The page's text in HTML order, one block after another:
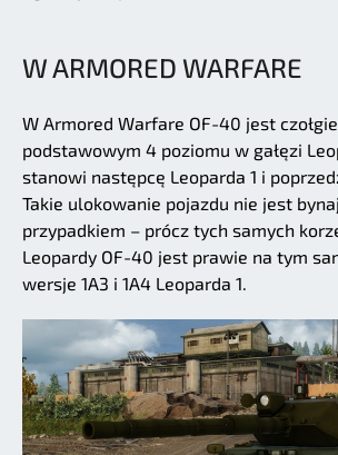
W ARMORED WARFARE
W Armored Warfare OF-40 jest
podstawowym 4 poziomu w gałęzi
stanowi następcę Leoparda 1 i
Takie ulokowanie pojazdu nie jest
przypadkiem – prócz tych samych
Leopardy OF-40 jest prawie na tym
wersje 1A3 i 1A4 Leoparda 1.